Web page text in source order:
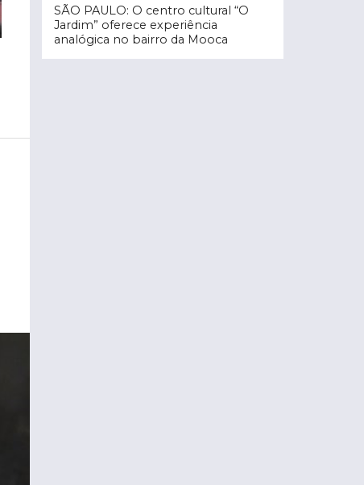
SÃO PAULO: O centro cultural “O
Jardim” oferece experiência
analógica no bairro da Mooca